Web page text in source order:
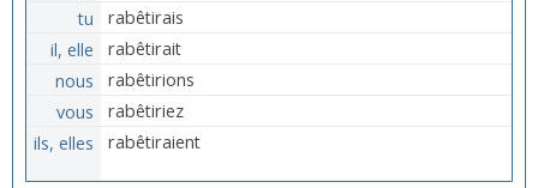
tu
rabêtirais
il, elle
rabêtirait
nous
rabêtirions
vous
rabêtiriez
ils, elles
rabêtiraient